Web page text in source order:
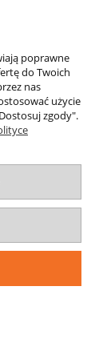
poprawne
do Twoich
nas
użycie
zgody".